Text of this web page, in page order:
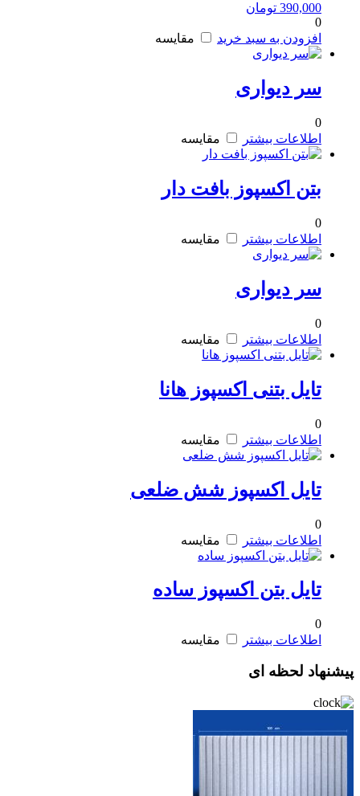
390,000 تومان
0
افزودن به سبد خرید
مقایسه
سر دیواری
0
اطلاعات بیشتر
مقایسه
بتن اکسپوز بافت دار
0
اطلاعات بیشتر
مقایسه
سر دیواری
0
اطلاعات بیشتر
مقایسه
تایل بتنی اکسپوز هانا
0
اطلاعات بیشتر
مقایسه
تایل اکسپوز شش ضلعی
0
اطلاعات بیشتر
مقایسه
تایل بتن اکسپوز ساده
0
اطلاعات بیشتر
مقایسه
پیشنهاد لحظه ای